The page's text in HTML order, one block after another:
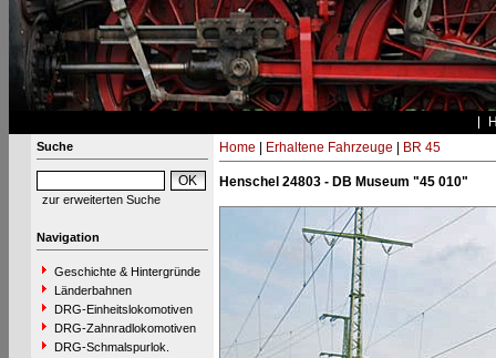
Suche
zur erweiterten Suche
Navigation
Geschichte & Hintergründe
Länderbahnen
DRG-Einheitslokomotiven
DRG-Zahnradlokomotiven
DRG-Schmalspurlok.
Home Erhaltene Fahrzeuge BR 45
Henschel 24803 - DB Museum "45 010"